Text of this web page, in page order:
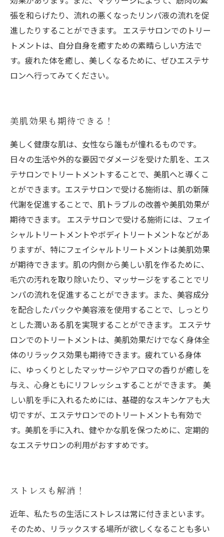
張を和らげたり、流れの悪くなったリンパ液の流れを促
進したりすることができます。 エステサロンでのトリー
トメントは、自分自身を癒すための素晴らしい方法で
す。疲れた体を癒し、美しくなるために、ぜひエステサ
ロンへ行ってみてください。
美肌効果も期待できる！
美しく健康な肌は、女性なら誰もが憧れるものです。
日々の生活や外的な要因でダメージを受けた肌を、エス
テサロンでトリートメントすることで、美肌へと導くこ
とができます。エステサロンで受ける施術は、肌の新陳
代謝を促進することで、肌トラブルの改善や美肌効果が
期待できます。 エステサロンで受ける施術には、フェイ
シャルトリートメントやボディトリートメントなどがあ
りますが、特にフェイシャルトリートメントは美肌効果
が期待できます。肌の内側から美しい肌を作るために、
毛穴の汚れを取り除いたり、マッサージをすることでリ
ンパの流れを促進することができます。また、美容成分
を配合したパックや美容液を使用することで、しっとり
とした潤いある肌を実現することができます。 エステサ
ロンでのトリートメントは、美肌効果だけでなく身体全
体のリラックス効果も期待できます。疲れている身体
に、ゆっくりとしたマッサージやアロマの香りが癒しを
与え、心身ともにリフレッシュすることができます。 美
しい肌を手に入れるためには、基礎的なスキンケアも大
切ですが、エステサロンでのトリートメントも有効で
す。美肌を手に入れ、健やかな肌を保つために、定期的
なエステサロンの利用がおすすめです。
ストレスも解消！
近年、私たちの生活にストレスは常に付きまといます。
そのため、リラックスする場所が欲しくなることも多い